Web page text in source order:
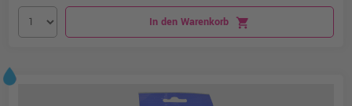
In den Warenkorb shopping_cart